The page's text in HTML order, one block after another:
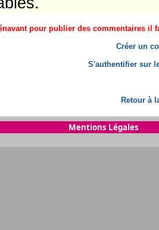
pour publier des commentaires il
Créer un
S'authentifier sur
Retour à
Mentions Légales